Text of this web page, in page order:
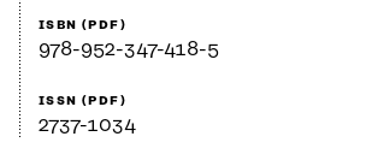
ISBN (PDF)
978-952-347-418-5
ISSN (PDF)
2737-1034